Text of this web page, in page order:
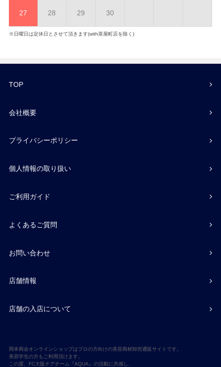
27 28 29 30
※日曜日は定休日とさせて頂きます(with茶屋町店を除く)
TOP
会社概要
プライバシーポリシー
個人情報の取り扱い
ご利用ガイド
よくあるご質問
お問い合わせ
店舗情報
店舗の入店について
岡本商会オンラインショップはプロの方向けの美容商材卸売通販サイトです。
美容学生の方もご利用頂けます。
この度、FC大阪チアチーム『AQUA』の活動に共感し、